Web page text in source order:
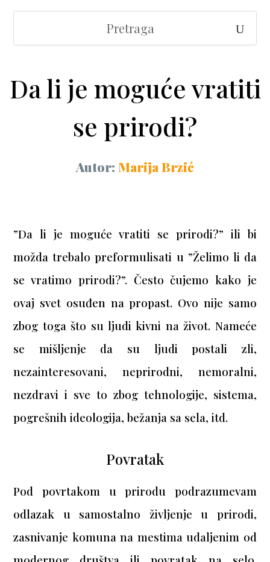
Da li je moguće vratiti
se prirodi?
Autor: Marija Brzić
”Da li je moguće vratiti se prirodi?” ili bi
možda trebalo preformulisati u ”Želimo li da
se vratimo prirodi?”. Često čujemo kako je
ovaj svet osuđen na propast. Ovo nije samo
zbog toga što su ljudi kivni na život. Nameće
se mišljenje da su ljudi postali zli,
nezainteresovani, neprirodni, nemoralni,
nezdravi i sve to zbog tehnologije, sistema,
pogrešnih ideologija, bežanja sa sela, itd.
Povratak
Pod povrtakom u prirodu podrazumevam
odlazak u samostalno življenje u prirodi,
zasnivanje komuna na mestima udaljenim od